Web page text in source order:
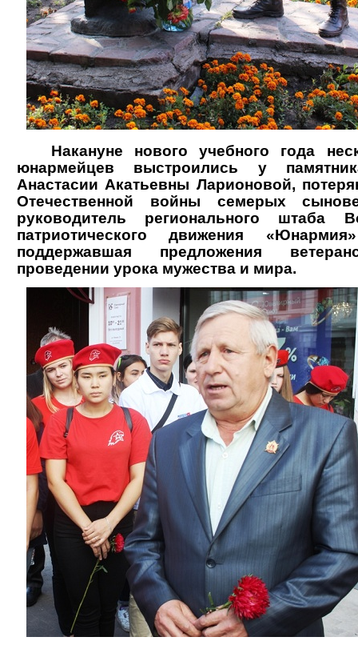
Накануне нового учебного года
юнармейцев выстроились у
Анастасии Акатьевны Ларионовой,
Отечественной войны семерых
руководитель регионального штаба
патриотического движения
поддержавшая предложения
проведении урока мужества и мира.